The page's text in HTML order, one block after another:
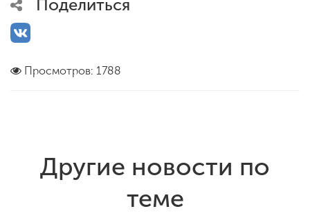
Поделиться
Просмотров: 1788
Другие новости по
теме